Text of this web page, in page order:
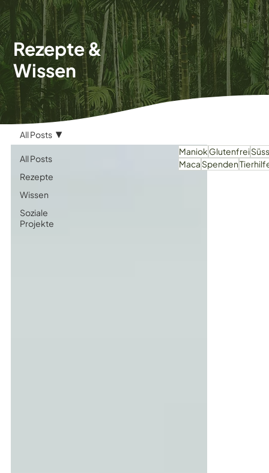
Rezepte &
Wissen
All Posts
Rezepte
Wissen
Soziale
Projekte
All Posts
Maniok Glutenfrei
Maca Spenden